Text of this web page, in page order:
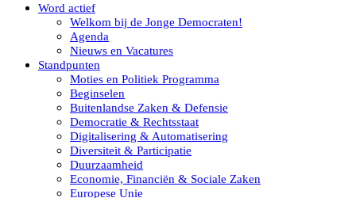
Word actief
Welkom bij de Jonge Democraten!
Agenda
Nieuws en Vacatures
Standpunten
Moties en Politiek Programma
Beginselen
Buitenlandse Zaken & Defensie
Democratie & Rechtsstaat
Digitalisering & Automatisering
Diversiteit & Participatie
Duurzaamheid
Economie, Financiën & Sociale Zaken
Europese Unie